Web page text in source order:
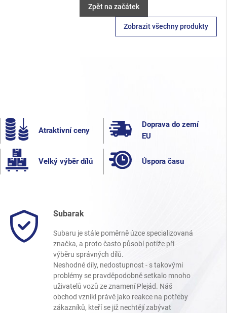
Zpět na začátek
Zobrazit všechny produkty
Atraktivní ceny
Doprava do zemí
EU
Velký výběr dílů Úspora času
Subarak
Subaru je stále poměrně úzce specializovaná
značka, a proto často působí potíže při
výběru správných dílů.
Neshodné díly, nedostupnost - s takovými
problémy se pravděpodobně setkalo mnoho
uživatelů vozů ze znamení Plejád. Náš
obchod vznikl právě jako reakce na potřeby
zákazníků, kteří se již nechtějí zabývat